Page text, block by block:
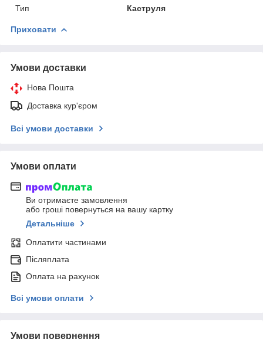
Тип
Каструля
Приховати
Умови доставки
Нова Пошта
Доставка кур'єром
Всі умови доставки
Умови оплати
Ви отримаєте замовлення
або гроші повернуться на вашу картку
Детальніше
Оплатити частинами
Післяплата
Оплата на рахунок
Всі умови оплати
Умови повернення